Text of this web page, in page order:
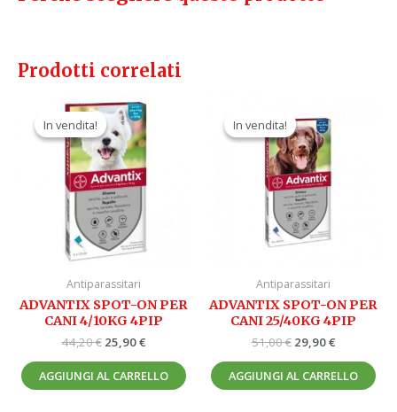
Prodotti correlati
In vendita!
In vendita!
Antiparassitari
ADVANTIX SPOT-ON PER
CANI 4/10KG 4PIP
44,20€
Il
prezzo
originale
era:
44,20 €.
25,90€
Il
attuale
è:
25,90 €.
AGGIUNGI AL CARRELLO
In vendita!
In vendita!
Antiparassitari
ADVANTIX SPOT-ON PER
CANI 25/40KG 4PIP
51,00€
prezzo
originale
era:
51,00 €.
29,90€
AGGIUNGI AL CARRELLO